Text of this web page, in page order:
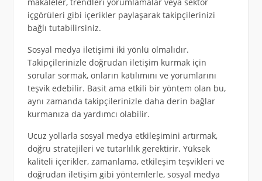
makaleler, trendleri yorumlamalar veya sektör
içgörüleri gibi içerikler paylaşarak takipçilerinizi
bağlı tutabilirsiniz.
Sosyal medya iletişimi iki yönlü olmalıdır.
Takipçilerinizle doğrudan iletişim kurmak için
sorular sormak, onların katılımını ve yorumlarını
teşvik edebilir. Basit ama etkili bir yöntem olan bu,
aynı zamanda takipçilerinizle daha derin bağlar
kurmanıza da yardımcı olabilir.
Ucuz yollarla sosyal medya etkileşimini artırmak,
doğru stratejileri ve tutarlılık gerektirir. Yüksek
kaliteli içerikler, zamanlama, etkileşim teşvikleri ve
doğrudan iletişim gibi yöntemlerle, sosyal medya